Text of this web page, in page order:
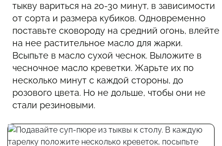
тыкву вариться на 20-30 минут, в зависимости
от сорта и размера кубиков. Одновременно
поставьте сковороду на средний огонь, влейте
на нее растительное масло для жарки.
Всыпьте в масло сухой чеснок. Выложите в
чесночное масло креветки. Жарьте их по
несколько минут с каждой стороны, до
розового цвета. Но не дольше, чтобы они не
стали резиновыми.